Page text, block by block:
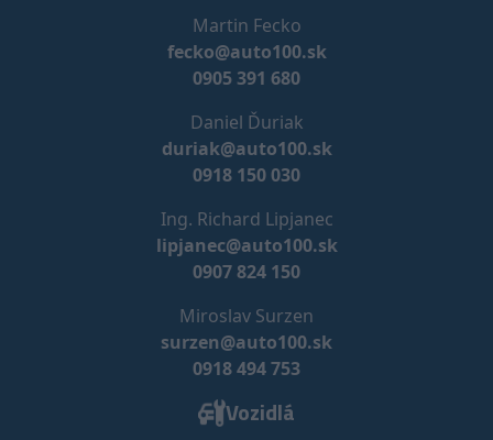
Martin Fecko
fecko@auto100.sk
0905 391 680
Daniel Ďuriak
duriak@auto100.sk
0918 150 030
Ing. Richard Lipjanec
lipjanec@auto100.sk
0907 824 150
Miroslav Surzen
surzen@auto100.sk
0918 494 753
Vozidlá